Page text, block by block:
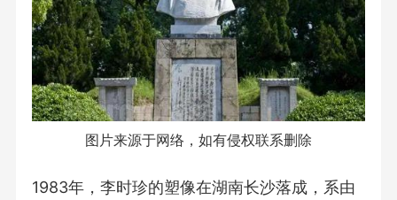
图片来源于网络，如有侵权联系删除
1983年，李时珍的塑像在湖南长沙落成，系由